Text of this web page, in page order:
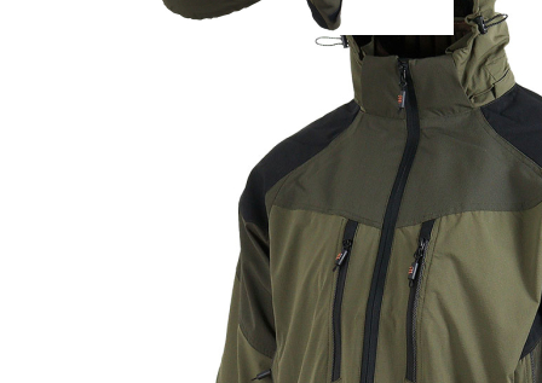
KIND ALBRECHT GMBH
51645 GUMMERSBACH-HUNSTIG, Deutschland
PAREYSHOP – Der Onlineshop für Jagen Angeln
Telefon: +49 (0) 2604 / 978 888
kundencenter@paulparey.de